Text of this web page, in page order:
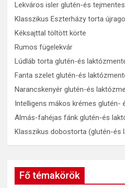
Lekváros isler glutén-és
Klasszikus Eszterházy torta
Kéksajttal töltött körte
Rumos fügelekvár
Lúdláb torta glutén-és
Fanta szelet glutén-és
Narancskenyér glutén-és
Intelligens mákos krémes glutén-
Almás-fahéjas fánk glutén-és
Klasszikus dobostorta (glutén-és
Fő témakörök